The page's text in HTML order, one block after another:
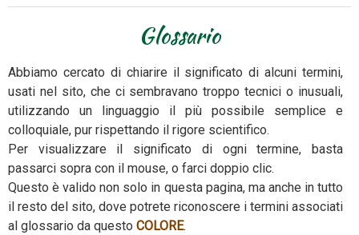
Glossario
Abbiamo cercato di chiarire il significato di alcuni termini,
usati nel sito, che ci sembravano troppo tecnici o inusuali,
utilizzando un linguaggio il più possibile semplice e
colloquiale, pur rispettando il rigore scientifico.
Per visualizzare il significato di ogni termine, basta
passarci sopra con il mouse, o farci doppio clic.
Questo è valido non solo in questa pagina, ma anche in tutto
il resto del sito, dove potrete riconoscere i termini associati
al glossario da questo COLORE.